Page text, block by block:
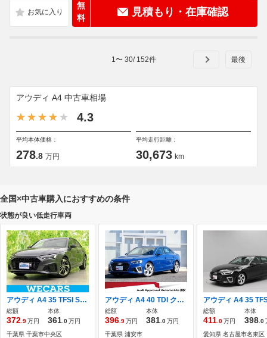
無
料
見積もり・在庫確認
1 〜 30/ 152件
アウディ A4 中古車相場
4.3
平均本体価格：
278.8 万円
平均走行距離：
30,673 km
全国×中古車購入におすすめの条件
状態が良い低走行車両
アウディ A4 35 TFSI Sライン ディスプレイオーディオ9インチ/衝突安全装
総額
372 .9万円
本体
361 .0万円
千葉県 千葉市中央区
アウディ A4 40 TDI クワトロ Sライン ディーゼルターボ 4WD Audi認定中古車 弊社元デモカー
総額
396 .9万円
本体
381 .0万円
千葉県 浦安市
総額
411 .0万円
本体
398 .0
愛知県 名古屋市名東区